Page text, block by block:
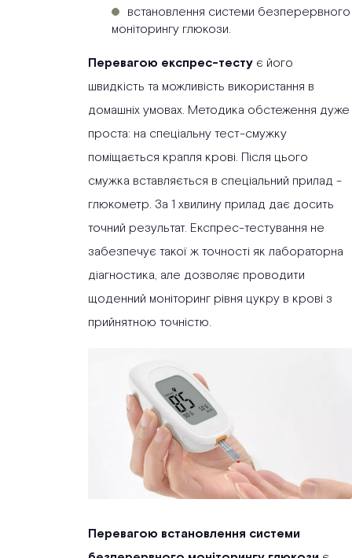
встановлення системи безперервного
моніторингу глюкози.
Перевагою експрес-тесту є його
швидкість та можливість використання в
домашніх умовах. Методика обстеження дуже
проста: на спеціальну тест-смужку
поміщається крапля крові. Після цього
смужка вставляється в спеціальний прилад -
глюкометр. За 1 хвилину прилад дає досить
точний результат. Експрес-тестування не
забезпечує такої ж точності як лабораторна
діагностика, але дозволяє проводити
щоденний моніторинг рівня цукру в крові з
прийнятною точністю.
Перевагою встановлення системи